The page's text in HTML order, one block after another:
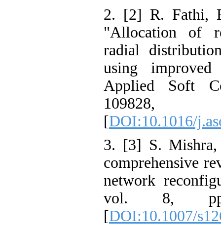
2. [2] R. Fathi,
"Allocation of
radial
using
Applied Soft
[DOI:10.1016/
3. [3] S.
comprehensive
network
vol. 8, pp.
[DOI:10.1007/